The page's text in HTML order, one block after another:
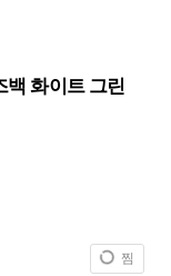
백 화이트 그린
찜